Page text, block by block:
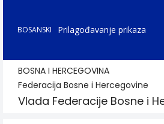
BOSANSKI Prilagođavanje prikaza
BOSNA I HERCEGOVINA
Federacija Bosne i Hercegovine
Vlada Federacije Bosne i